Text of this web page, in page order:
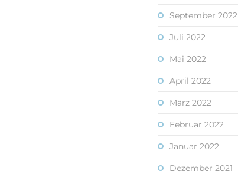
September 2022
Juli 2022
Mai 2022
April 2022
März 2022
Februar 2022
Januar 2022
Dezember 2021